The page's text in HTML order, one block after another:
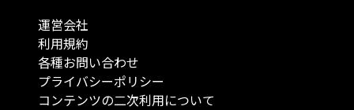
運営会社
利用規約
各種お問い合わせ
プライバシーポリシー
コンテンツの二次利用について